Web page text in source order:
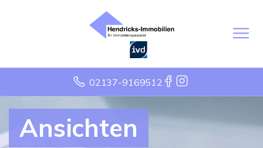
02137-9169512
Ansichten